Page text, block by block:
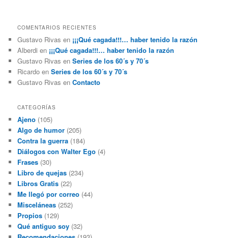
COMENTARIOS RECIENTES
Gustavo Rivas en ¡¡¡Qué cagada!!!… haber tenido la razón
Alberdi en ¡¡¡Qué cagada!!!… haber tenido la razón
Gustavo Rivas enSeries de los 60´s y 70´s
Ricardo enSeries de los 60´s y 70´s
Gustavo Rivas enContacto
CATEGORÍAS
Ajeno (105)
Algo de humor (205)
Contra la guerra (184)
Diálogos con Walter Ego (4)
Frases (30)
Libro de quejas (234)
Libros Gratis (22)
Me llegó por correo (44)
Misceláneas (252)
Propios (129)
Qué antiguo soy (32)